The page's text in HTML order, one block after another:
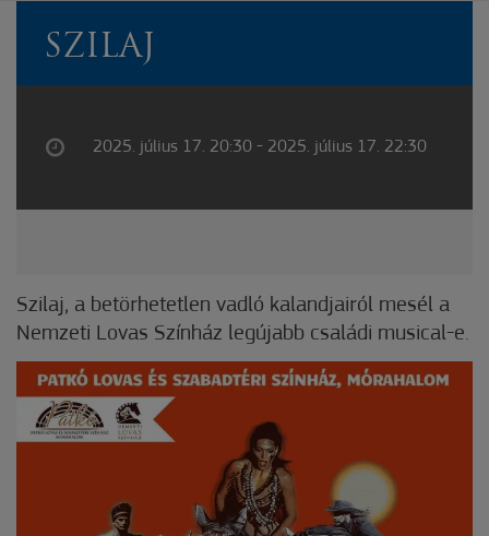
SZILAJ
2025. július 17. 20:30 - 2025. július 17. 22:30
Szilaj, a betörhetetlen vadló kalandjairól mesél a
Nemzeti Lovas Színház legújabb családi musical-e.